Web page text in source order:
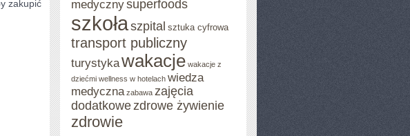
zakupić
medycznysuperfoods
szkołaszpital sztuka cyfrowa
transport publiczny
turystykawakacje wakacje z
dziećmi wellness w hotelach wiedza
medyczna zabawa zajęcia
dodatkowezdrowe żywienie
zdrowie